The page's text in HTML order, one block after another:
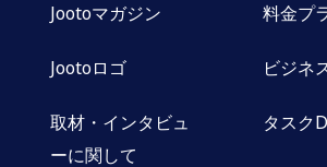
Jootoマガジン
Jootoロゴ
取材・インタビュ
ーに関して
料金プ
ビジネ
タスク